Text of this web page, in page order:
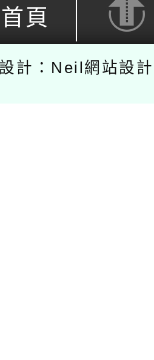
頁
計：Neil網站設